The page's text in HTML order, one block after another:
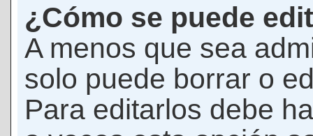
¿Cómo se puede
A menos que sea
solo puede borrar o
Para editarlos debe